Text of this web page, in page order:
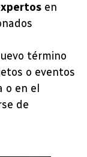
en
término
o eventos
o en el
de